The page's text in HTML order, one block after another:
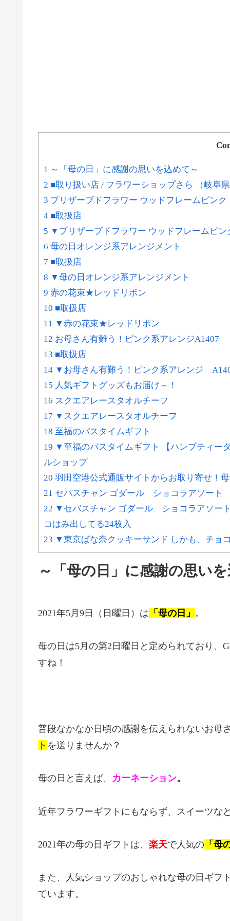
1 ～「母の日」に感謝の思いを込めて～
2 ■取り扱い店 / フラワーショップさら （岐阜県
3 プリザーブドフラワー ウッドフレームピンク
4 ■取扱店
5 ▼プリザーブドフラワー ウッドフレームピン
6 母の日オレンジ系アレンジメント
7 ■取扱店
8 ▼母の日オレンジ系アレンジメント
9 赤の花束★レッドリボン
10 ■取扱店
11 ▼赤の花束★レッドリボン
12 お母さん有難う！ピンク系アレンジA1407
13 ■取扱店
14 ▼お母さん有難う！ピンク系アレンジ
15 人気ギフトグッズもお届け～！
16 スクエアレースタオルチーフ
17 ▼スクエアレースタオルチーフ
18 至福のバスタイムギフト
19 ▼至福のバスタイムギフト 【ハンプティー
ルショップ
20 羽田空港公式通販サイトからお取り寄せ！
21 セバスチャン ゴダール ショコラアソート
22 ▼セバスチャン ゴダール ショコラアソー
コはみ出してる24枚入
23 ▼東京ばな奈クッキーサンド しかも、チョ
～「母の日」に感謝の思い
2021年5月9日（日曜日）は 「母の日」 。
母の日は5月の第2日曜日と定められており、
すね！
普段なかなか日頃の感謝を伝えられないお母
ト を送りませんか？
母の日と言えば、 カーネーション。
近年フラワーギフトにもならず、スイーツな
2021年の母の日ギフトは、 楽天で人気の 「母
また、人気ショップのおしゃれな母の日ギフ
ています。